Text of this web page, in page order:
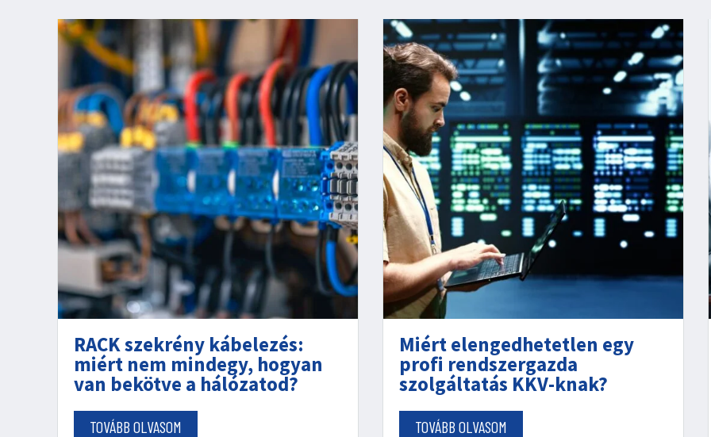
RACK szekrény kábelezés:
miért nem mindegy, hogyan
van bekötve a hálózatod?
TOVÁBB OLVASOM
Miért elengedhetetlen egy
profi rendszergazda
szolgáltatás KKV-knak?
TOVÁBB OLVASOM